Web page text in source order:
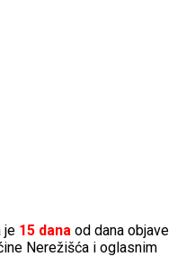
je 15 dana od dana objave
Nerežišća i oglasnim